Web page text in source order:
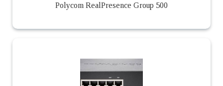
Polycom RealPresence Group 500